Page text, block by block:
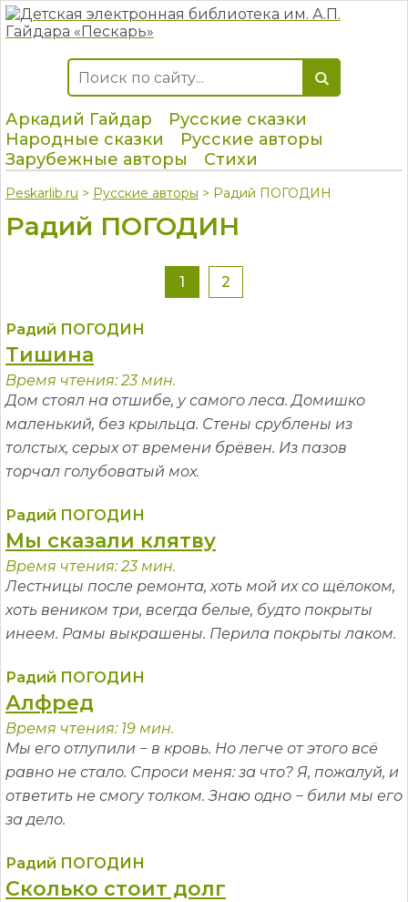
Аркадий Гайдар
Русские сказки
Народные сказки
Русские авторы
Зарубежные авторы
Стихи
Peskarlib.ru > Русские авторы > Радий ПОГОДИН
Радий ПОГОДИН
1 2
Радий ПОГОДИН
Тишина
Время чтения: 23 мин.
Дом стоял на отшибе, у самого леса. Домишко
маленький, без крыльца. Стены срублены из
толстых, серых от времени брёвен. Из пазов
торчал голубоватый мох.
Радий ПОГОДИН
Мы сказали клятву
Время чтения: 23 мин.
Лестницы после ремонта, хоть мой их со щёлоком,
хоть веником три, всегда белые, будто покрыты
инеем. Рамы выкрашены. Перила покрыты лаком.
Радий ПОГОДИН
Алфред
Время чтения: 19 мин.
Мы его отлупили − в кровь. Но легче от этого всё
равно не стало. Спроси меня: за что? Я, пожалуй, и
ответить не смогу толком. Знаю одно − били мы его
за дело.
Радий ПОГОДИН
Сколько стоит долг